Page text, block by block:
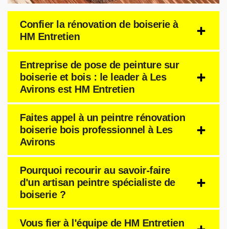
Confier la rénovation de boiserie à
HM Entretien
Entreprise de pose de peinture sur
boiserie et bois : le leader à Les
Avirons est HM Entretien
Faites appel à un peintre rénovation
boiserie bois professionnel à Les
Avirons
Pourquoi recourir au savoir-faire
d'un artisan peintre spécialiste de
boiserie ?
Vous fier à l'équipe de HM Entretien